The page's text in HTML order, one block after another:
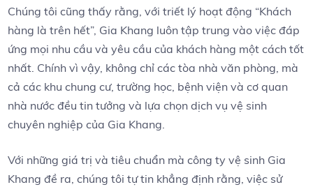
Chúng tôi cũng thấy rằng, với triết lý hoạt động “Khách
hàng là trên hết”, Gia Khang luôn tập trung vào việc đáp
ứng mọi nhu cầu và yêu cầu của khách hàng một cách tốt
nhất. Chính vì vậy, không chỉ các tòa nhà văn phòng, mà
cả các khu chung cư, trường học, bệnh viện và cơ quan
nhà nước đều tin tưởng và lựa chọn dịch vụ vệ sinh
chuyên nghiệp của Gia Khang.
Với những giá trị và tiêu chuẩn mà công ty vệ sinh Gia
Khang đề ra, chúng tôi tự tin khẳng định rằng, việc sử